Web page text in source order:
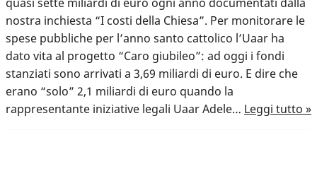
quasi sette miliardi di euro ogni anno documentati dalla
nostra inchiesta “I costi della Chiesa”. Per monitorare le
spese pubbliche per l’anno santo cattolico l’Uaar ha
dato vita al progetto “Caro giubileo”: ad oggi i fondi
stanziati sono arrivati a 3,69 miliardi di euro. E dire che
erano “solo” 2,1 miliardi di euro quando la
rappresentante iniziative legali Uaar Adele… Leggi tutto »